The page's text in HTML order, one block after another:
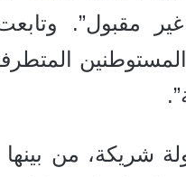
مقبول”.
بريطانيا وأكثر من 12 دولة